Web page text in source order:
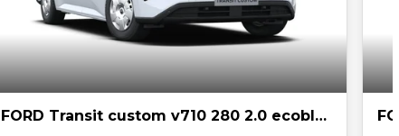
FORD Transit custom v710 280 2.0 ecoblue 136cv trend l1h1